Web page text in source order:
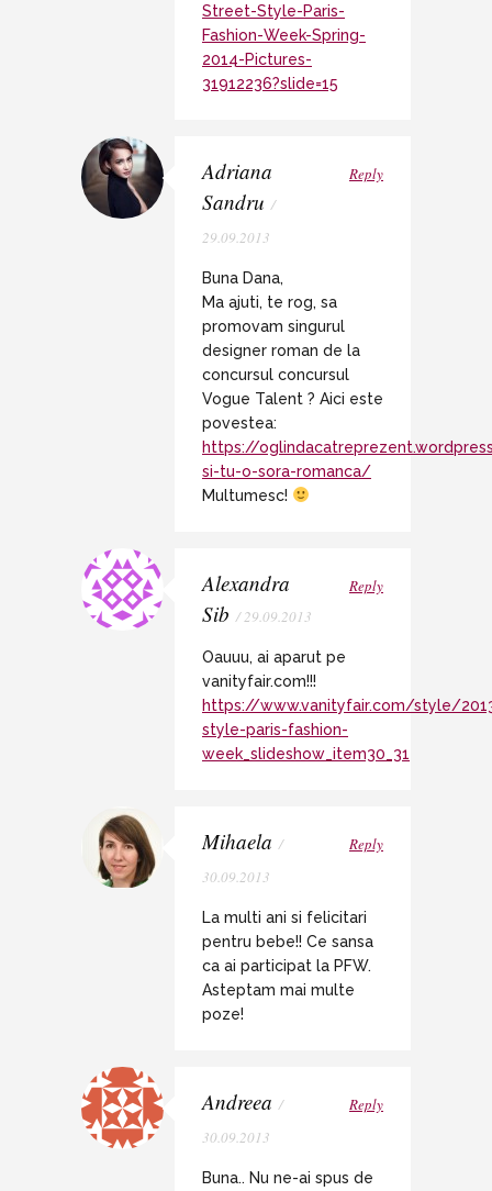
Street-Style-Paris-
Fashion-Week-Spring-
2014-Pictures-
31912236?slide=15
Adriana
Sandru /
29.09.2013
Reply
Buna Dana,
Ma ajuti, te rog, sa
promovam singurul
designer roman de la
concursul concursul
Vogue Talent ? Aici este
povestea:
https://
si-tu-o-sora-romanca/
Multumesc!
Alexandra
Sib / 29.09.2013
Reply
Oauuu, ai aparut pe
vanityfair.com!!!
https://www.vanityfair.com/style/
style-paris-fashion-
week_slideshow_item30_31
Mihaela /
30.09.2013
Reply
La multi ani si felicitari
pentru bebe!! Ce sansa
ca ai participat la PFW.
Asteptam mai multe
poze!
Andreea /
30.09.2013
Reply
Buna.. Nu ne-ai spus de